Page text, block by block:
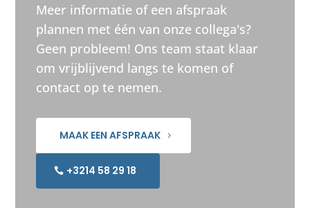
Meer informatie of een afspraak
plannen met één van onze collega's?
Geen probleem! Ons team staat klaar
om vrijblijvend langs te komen of
contact op te nemen.
MAAK EEN AFSPRAAK
+3214 58 29 18